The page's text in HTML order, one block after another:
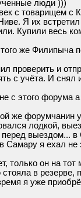
люди )))
с товарищем с
Я их встретил
Купили весь
же Филипыча
проверить и
с учёта. И снял
с этого форума
же
лодкой,
выездом...
Самару я ехал
только он на
в
я уже